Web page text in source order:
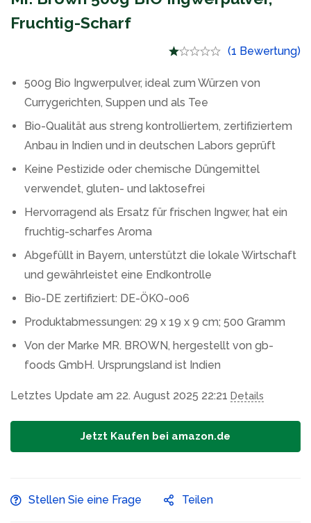
Fruchtig-Scharf
(1 Bewertung)
500g Bio Ingwerpulver, ideal zum Würzen von
Currygerichten, Suppen und als Tee
Bio-Qualität aus streng kontrolliertem, zertifiziertem
Anbau in Indien und in deutschen Labors geprüft
Keine Pestizide oder chemische Düngemittel
verwendet, gluten- und laktosefrei
Hervorragend als Ersatz für frischen Ingwer, hat ein
fruchtig-scharfes Aroma
Abgefüllt in Bayern, unterstützt die lokale Wirtschaft
und gewährleistet eine Endkontrolle
Bio-DE zertifiziert: DE-ÖKO-006
Produktabmessungen: 29 x 19 x 9 cm; 500 Gramm
Von der Marke MR. BROWN, hergestellt von gb-
foods GmbH. Ursprungsland ist Indien
Letztes Update am 22. August 2025 22:21 Details
Jetzt Kaufen bei amazon.de
Stellen Sie eine Frage Teilen